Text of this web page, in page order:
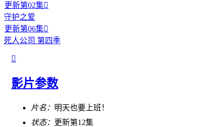
更新第02集
守护之爱
更新第06集
死人公司 第四季

影片参数
片名： 明天也要上班！
状态： 更新第12集